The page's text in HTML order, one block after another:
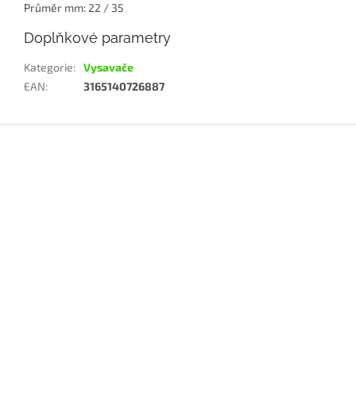
Průměr mm: 22 / 35
Doplňkové parametry
Kategorie: Vysavače
EAN: 3165140726887